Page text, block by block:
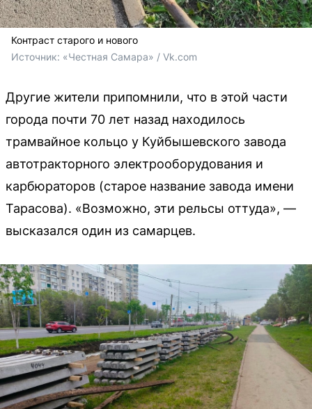
Контраст старого и нового
Источник: «Честная Самара» / Vk.com
Другие жители припомнили, что в этой части
города почти 70 лет назад находилось
трамвайное кольцо у Куйбышевского завода
автотракторного электрооборудования и
карбюраторов (старое название завода имени
Тарасова). «Возможно, эти рельсы оттуда», —
высказался один из самарцев.